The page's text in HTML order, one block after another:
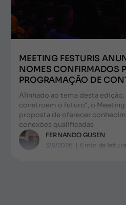
MEETING FESTURIS
NOMES CONFIRMADOS
PROGRAMAÇÃO DE
Alinhado ao tema desta edição,
constroem o futuro", o Meeting
proposta de oferecer
conexões qualificadas
FERNANDO GUSEN
3/8/2026 | 6 min de leitura